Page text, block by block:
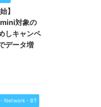
】
対象の
しキャンペ
データ増
Network・BT